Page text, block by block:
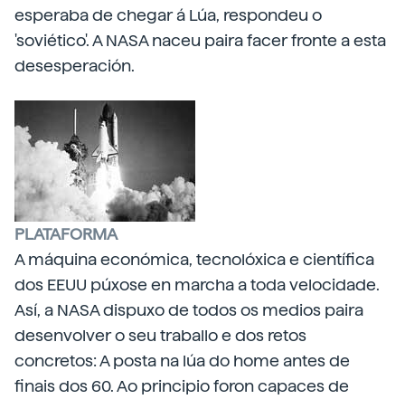
esperaba de chegar á Lúa, respondeu o
'soviético'. A NASA naceu paira facer fronte a esta
desesperación.
PLATAFORMA
A máquina económica, tecnolóxica e científica
dos EEUU púxose en marcha a toda velocidade.
Así, a NASA dispuxo de todos os medios paira
desenvolver o seu traballo e dos retos
concretos: A posta na lúa do home antes de
finais dos 60. Ao principio foron capaces de